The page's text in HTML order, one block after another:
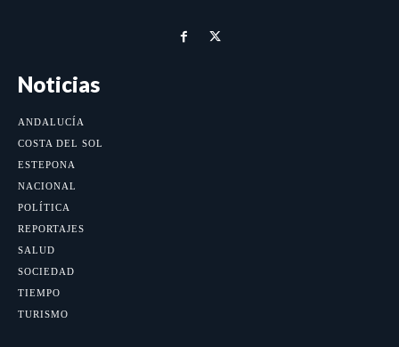
Noticias
ANDALUCÍA
COSTA DEL SOL
ESTEPONA
NACIONAL
POLÍTICA
REPORTAJES
SALUD
SOCIEDAD
TIEMPO
TURISMO